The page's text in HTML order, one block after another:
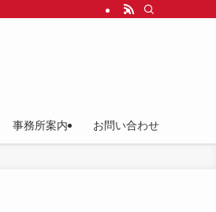
事務所案内 お問い合わせ